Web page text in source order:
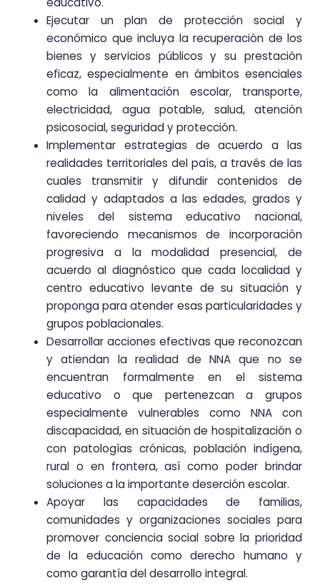
Ejecutar un plan de protección social y
económico que incluya la recuperación de los
bienes y servicios públicos y su prestación
eficaz, especialmente en ámbitos esenciales
como la alimentación escolar, transporte,
electricidad, agua potable, salud, atención
psicosocial, seguridad y protección.
Implementar estrategias de acuerdo a las
realidades territoriales del país, a través de las
cuales transmitir y difundir contenidos de
calidad y adaptados a las edades, grados y
niveles del sistema educativo nacional,
favoreciendo mecanismos de incorporación
progresiva a la modalidad presencial, de
acuerdo al diagnóstico que cada localidad y
centro educativo levante de su situación y
proponga para atender esas particularidades y
grupos poblacionales.
Desarrollar acciones efectivas que reconozcan
y atiendan la realidad de NNA que no se
encuentran formalmente en el sistema
educativo o que pertenezcan a grupos
especialmente vulnerables como NNA con
discapacidad, en situación de hospitalización o
con patologías crónicas, población indígena,
rural o en frontera, así como poder brindar
soluciones a la importante deserción escolar.
Apoyar las capacidades de familias,
comunidades y organizaciones sociales para
promover conciencia social sobre la prioridad
de la educación como derecho humano y
como garantía del desarrollo integral.